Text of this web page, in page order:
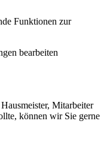
Funktionen zur
bearbeiten
Mitarbeiter
können wir Sie gerne